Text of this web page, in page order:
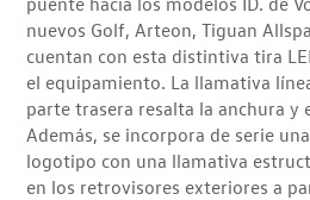
nuevos Golf, Arteon, Tiguan
cuentan con esta distintiva tira
el equipamiento. La llamativa
parte trasera resalta la anchura y
Además, se incorpora de serie
logotipo con una llamativa
en los retrovisores exteriores a